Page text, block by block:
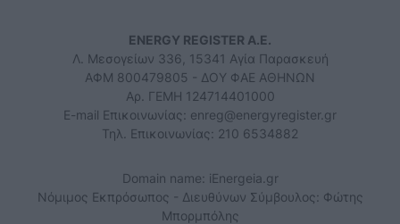
ENERGY REGISTER Α.Ε.
Λ. Μεσογείων 336, 15341 Αγία Παρασκευή
ΑΦΜ 800479805 - ΔΟΥ ΦΑΕ ΑΘΗΝΩΝ
Αρ. ΓΕΜΗ 124714401000
E-mail Επικοινωνίας: enreg@energyregister.gr
Τηλ. Επικοινωνίας: 210 6534882
Domain name: iEnergeia.gr
Νόμιμος Εκπρόσωπος - Διευθύνων Σύμβουλος: Φώτης
Μπορμπόλης